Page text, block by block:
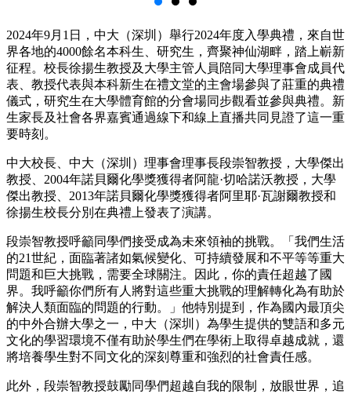
2024年9月1日，中大（深圳）舉行2024年度入學典禮，來自世
界各地的4000餘名本科生、研究生，齊聚神仙湖畔，踏上嶄新
征程。校長徐揚生教授及大學主管人員陪同大學理事會成員代
表、教授代表與本科新生在禮文堂的主會場參與了莊重的典禮
儀式，研究生在大學體育館的分會場同步觀看並參與典禮。新
生家長及社會各界嘉賓通過線下和線上直播共同見證了這一重
要時刻。
中大校長、中大（深圳）理事會理事長段崇智教授，大學傑出
教授、2004年諾貝爾化學獎獲得者阿龍·切哈諾沃教授，大學
傑出教授、2013年諾貝爾化學獎獲得者阿里耶·瓦謝爾教授和
徐揚生校長分別在典禮上發表了演講。
段崇智教授呼籲同學們接受成為未來領袖的挑戰。「我們生活
的21世紀，面臨著諸如氣候變化、可持續發展和不平等等重大
問題和巨大挑戰，需要全球關注。因此，你的責任超越了國
界。我呼籲你們所有人將對這些重大挑戰的理解轉化為有助於
解決人類面臨的問題的行動。」他特別提到，作為國內最頂尖
的中外合辦大學之一，中大（深圳）為學生提供的雙語和多元
文化的學習環境不僅有助於學生們在學術上取得卓越成就，還
將培養學生對不同文化的深刻尊重和強烈的社會責任感。
此外，段崇智教授鼓勵同學們超越自我的限制，放眼世界，追